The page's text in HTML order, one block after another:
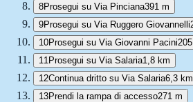
8Prosegui su Via Pinciana391 m
9Prosegui su Via Ruggero Giovannelli
10Prosegui su Via Giovanni Pacini
11 Prosegui su Via Salaria1,8 km
12Continua dritto su Via Salaria6,3 km
13Prendi la rampa di accesso271 m